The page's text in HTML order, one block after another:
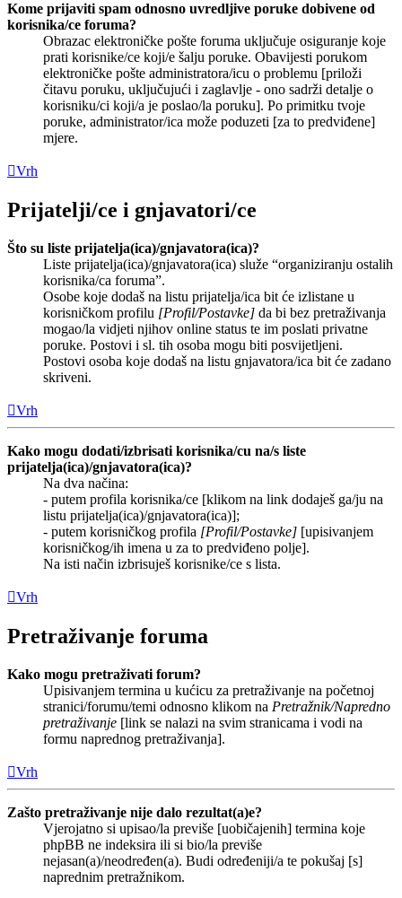
Kome prijaviti spam odnosno uvredljive poruke dobivene od
korisnika/ce foruma?
Obrazac elektroničke pošte foruma uključuje osiguranje koje
prati korisnike/ce koji/e šalju poruke. Obavijesti porukom
elektroničke pošte administratora/icu o problemu [priloži
čitavu poruku, uključujući i zaglavlje - ono sadrži detalje o
korisniku/ci koji/a je poslao/la poruku]. Po primitku tvoje
poruke, administrator/ica može poduzeti [za to predviđene]
mjere.
Vrh
Prijatelji/ce i gnjavatori/ce
Što su liste prijatelja(ica)/gnjavatora(ica)?
Liste prijatelja(ica)/gnjavatora(ica) služe “organiziranju ostalih
korisnika/ca foruma”.
Osobe koje dodaš na listu prijatelja/ica bit će izlistane u
korisničkom profilu [Profil/Postavke] da bi bez pretraživanja
mogao/la vidjeti njihov online status te im poslati privatne
poruke. Postovi i sl. tih osoba mogu biti posvijetljeni.
Postovi osoba koje dodaš na listu gnjavatora/ica bit će zadano
skriveni.
Vrh
Kako mogu dodati/izbrisati korisnika/cu na/s liste
prijatelja(ica)/gnjavatora(ica)?
Na dva načina:
- putem profila korisnika/ce [klikom na link dodaješ ga/ju na
listu prijatelja(ica)/gnjavatora(ica)];
- putem korisničkog profila [Profil/Postavke] [upisivanjem
korisničkog/ih imena u za to predviđeno polje].
Na isti način izbrisuješ korisnike/ce s lista.
Vrh
Pretraživanje foruma
Kako mogu pretraživati forum?
Upisivanjem termina u kućicu za pretraživanje na početnoj
stranici/forumu/temi odnosno klikom na Pretražnik/Napredno
pretraživanje [link se nalazi na svim stranicama i vodi na
formu naprednog pretraživanja].
Vrh
Zašto pretraživanje nije dalo rezultat(a)e?
Vjerojatno si upisao/la previše [uobičajenih] termina koje
phpBB ne indeksira ili si bio/la previše
nejasan(a)/neodređen(a). Budi određeniji/a te pokušaj [s]
naprednim pretražnikom.